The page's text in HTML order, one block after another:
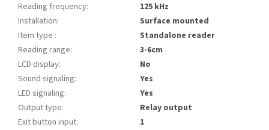
Reading frequency:
125 kHz
Installation:
Surface mounted
Item type :
Standalone reader
Reading range:
3-6cm
LCD display:
No
Sound signaling:
Yes
LED signaling:
Yes
Output type:
Relay output
Exit button input:
1